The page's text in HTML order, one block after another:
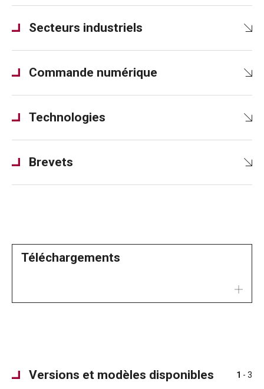
Secteurs industriels
Commande numérique
Technologies
Brevets
Téléchargements
Versions et modèles disponibles 1 - 3